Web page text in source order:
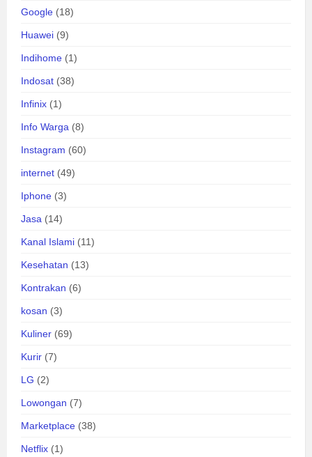
Google (18)
Huawei (9)
Indihome (1)
Indosat (38)
Infinix (1)
Info Warga (8)
Instagram (60)
internet (49)
Iphone (3)
Jasa (14)
Kanal Islami (11)
Kesehatan (13)
Kontrakan (6)
kosan (3)
Kuliner (69)
Kurir (7)
LG (2)
Lowongan (7)
Marketplace (38)
Netflix (1)